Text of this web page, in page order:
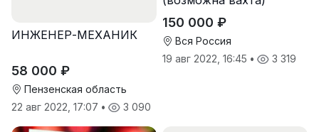
ИНЖЕНЕР-МЕХАНИК
58 000 ₽
Пензенская область
22 авг 2022, 17:07 • 3 090
150 000 ₽
Вся Россия
19 авг 2022, 16:45 • 3 319